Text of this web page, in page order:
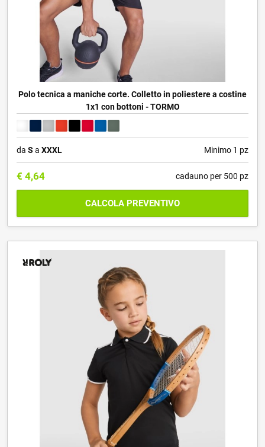
Polo tecnica a maniche corte. Colletto in poliestere a costine
1x1 con bottoni - TORMO
da S a XXXL Minimo 1 pz
€ 4,64 cadauno per 500 pz
CALCOLA PREVENTIVO